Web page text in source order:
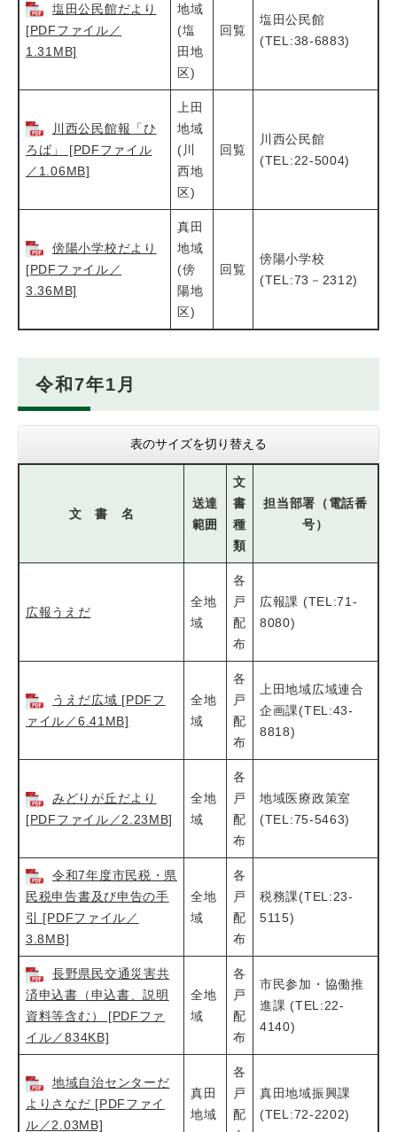
塩田公民館だより
[PDFファイル／
1.31MB]
地域
(塩
田地
区)
回覧
塩田公民館
(TEL:38-6883)
川西公民館報「ひ
ろば」 [PDFファイル
／1.06MB]
上田
地域
(川
西地
区)
回覧
川西公民館
(TEL:22-5004)
傍陽小学校だより
[PDFファイル／
3.36MB]
真田
地域
(傍
陽地
区)
回覧
傍陽小学校
(TEL:73－2312)
令和7年1月
表のサイズを切り替える
文 書 名
送達
範囲
文
書
種
類
担当部署（電話番
号）
広報うえだ
全地
域
各
戸
配
布
広報課 (TEL:71-
8080)
うえだ広域 [PDFフ
ァイル／6.41MB]
全地
域
各
戸
配
布
上田地域広域連合
企画課(TEL:43-
8818)
みどりが丘だより
[PDFファイル／2.23MB]
全地
域
各
戸
配
布
地域医療政策室
(TEL:75-5463)
令和7年度市民税・県
民税申告書及び申告の手
引 [PDFファイル／
3.8MB]
全地
域
各
戸
配
布
税務課(TEL:23-
5115)
長野県民交通災害共
済申込書（申込書、説明
資料等含む） [PDFファ
イル／834KB]
全地
域
各
戸
配
布
市民参加・協働推
進課 (TEL:22-
4140)
地域自治センターだ
よりさなだ [PDFファイ
ル／2.03MB]
真田
地域
各
戸
配
真田地域振興課
(TEL:72-2202)